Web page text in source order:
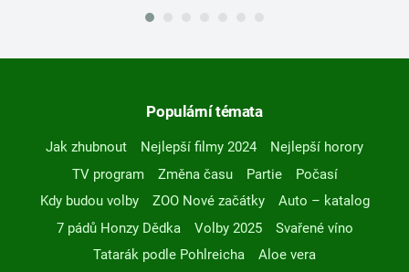
Populární témata
Jak zhubnout Nejlepší filmy 2024
Nejlepší horory
TV program
Změna času Partie
Počasí
Kdy budou volby
ZOO Nové začátky
Auto – katalog
7 pádů Honzy Dědka
Volby 2025
Svařené víno
Tatarák podle Pohlreicha
Aloe vera